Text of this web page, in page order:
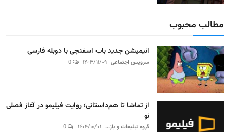
مطالب محبوب
انیمیشن جدید باب اسفنجی با دوبله فارسی
سرویس اجتماعی ۱۴۰۳/۱۱/۰۹
از تماشا تا هم‌داستانی؛ روایت فیلیمو در آغاز فصلی
نو
گروه تبلیغات و باز... ۱۴۰۴/۱۰/۰۱